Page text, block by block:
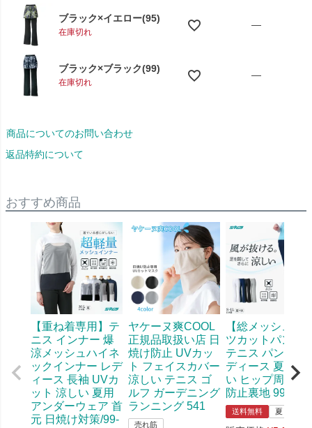
ブラック×イエロー(95)
在庫切れ
—
ブラック×ブラック(99)
在庫切れ
—
商品についてのお問い合わせ
返品特約について
おすすめ商品
【重ね着専用】テ
ニス インナー 爆
涼メッシュハイネ
ックインナー レデ
ィース 長袖 UVカ
ット 涼しい 夏用
アンダーウェア 首
元 日焼け対策/99-
ヤケーヌ爽COOL
正規品取扱い店 日
焼け防止 UVカッ
ト フェイスカバー
涼しい テニス ゴ
ルフ ガーデニング
ランニング 541
売れ筋
【総メッシュブ
ツカットパンツ
テニス パンツ レ
ディース 夏 涼し
い ヒップ周り透
防止裏地 99-615
送料無料 夏